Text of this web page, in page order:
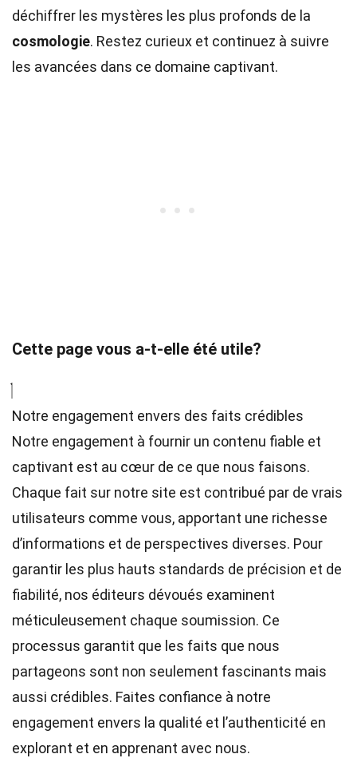
déchiffrer les mystères les plus profonds de la
cosmologie. Restez curieux et continuez à suivre
les avancées dans ce domaine captivant.
Cette page vous a-t-elle été utile?
Notre engagement envers des faits crédibles
Notre engagement à fournir un contenu fiable et
captivant est au cœur de ce que nous faisons.
Chaque fait sur notre site est contribué par de vrais
utilisateurs comme vous, apportant une richesse
d’informations et de perspectives diverses. Pour
garantir les plus hauts standards de précision et de
fiabilité, nos éditeurs dévoués examinent
méticuleusement chaque soumission. Ce
processus garantit que les faits que nous
partageons sont non seulement fascinants mais
aussi crédibles. Faites confiance à notre
engagement envers la qualité et l’authenticité en
explorant et en apprenant avec nous.